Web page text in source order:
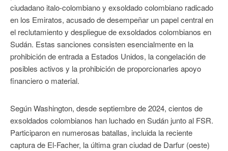
ciudadano italo-colombiano y exsoldado colombiano radicado
en los Emiratos, acusado de desempeñar un papel central en
el reclutamiento y despliegue de exsoldados colombianos en
Sudán. Estas sanciones consisten esencialmente en la
prohibición de entrada a Estados Unidos, la congelación de
posibles activos y la prohibición de proporcionarles apoyo
financiero o material.
Según Washington, desde septiembre de 2024, cientos de
exsoldados colombianos han luchado en Sudán junto al FSR.
Participaron en numerosas batallas, incluida la reciente
captura de El-Facher, la última gran ciudad de Darfur (oeste)